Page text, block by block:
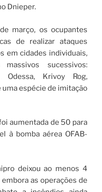
Dnieper.
março, os ocupantes
de realizar ataques
em cidades individuais,
sucessivos:
Odessa, Krivoy Rog,
uma espécie de imitação
aumentada de 50 para
à bomba aérea OFAB-
deixou ao menos 4
as operações de